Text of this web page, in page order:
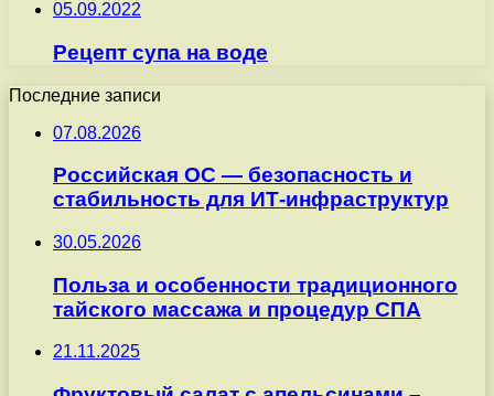
05.09.2022
Рецепт супа на воде
Последние записи
07.08.2026
Российская ОС — безопасность и
стабильность для ИТ-инфраструктур
30.05.2026
Польза и особенности традиционного
тайского массажа и процедур СПА
21.11.2025